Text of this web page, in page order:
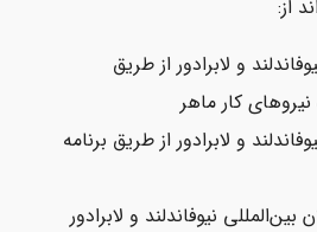
از:
و لابرادور از طریق
کار ماهر
و لابرادور از طریق برنامه
بین‌المللی نیوفاندلند و لابرادور